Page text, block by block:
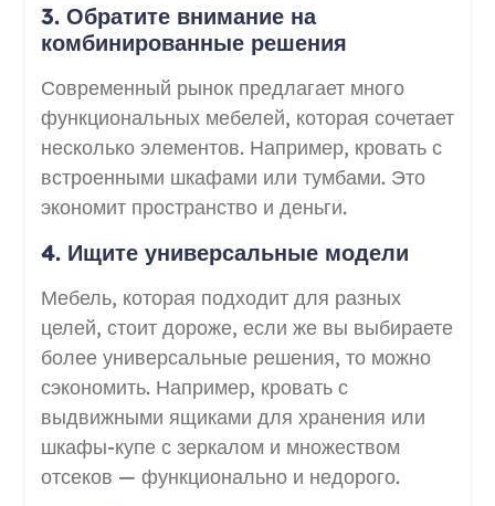
3. Обратите внимание на
комбинированные решения
Современный рынок предлагает много
функциональных мебелей, которая сочетает
несколько элементов. Например, кровать с
встроенными шкафами или тумбами. Это
экономит пространство и деньги.
4. Ищите универсальные модели
Мебель, которая подходит для разных
целей, стоит дороже, если же вы выбираете
более универсальные решения, то можно
сэкономить. Например, кровать с
выдвижными ящиками для хранения или
шкафы-купе с зеркалом и множеством
отсеков — функционально и недорого.